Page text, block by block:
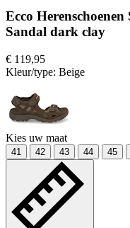
Ecco
Sandal dark clay
€ 119,95
Kleur/type: Beige
Kies uw maat
41 42 43 44 45